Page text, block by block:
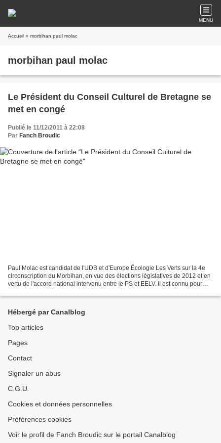
MENU
Accueil » morbihan paul molac
morbihan paul molac
Le Président du Conseil Culturel de Bretagne se
met en congé
Publié le 11/12/2011 à 22:08
Par Fanch Broudic
Paul Molac est candidat de l'UDB et d'Europe Écologie Les Verts sur la 4e
circonscription du Morbihan, en vue des élections législatives de 2012 et en
vertu de l'accord national intervenu entre le PS et EELV. Il est connu pour
Hébergé par Canalblog
Top articles
Pages
Contact
Signaler un abus
C.G.U.
Cookies et données personnelles
Préférences cookies
Voir le profil de Fanch Broudic sur le portail Canalblog